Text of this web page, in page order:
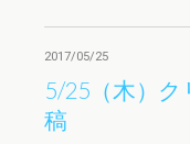
2017/05/25
5/25（木）
稿